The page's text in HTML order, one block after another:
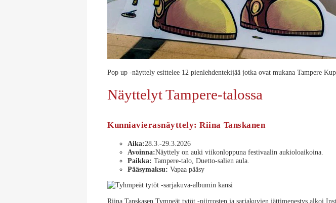
Pop up -näyttely esittelee 12 pienlehdentekijää jotka ovat mukana Tampere
Näyttelyt Tampere-talossa
Kunniavierasnäyttely: Riina Tanskanen
Aika:28.3.-29.3.2026
Avoinna:Näyttely on auki viikonloppuna festivaalin aukioloaikoina.
Paikka: Tampere-talo, Duetto-salien aula.
Pääsymaksu: Vapaa pääsy
Riina Tanskasen Tympeät tytöt -piirrosten ja sarjakuvien jättimenestys alkoi